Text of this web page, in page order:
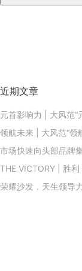
近期文章
元首影响力 | 大风范“
领航未来 | 大风范“领
市场快速向头部品牌
THE VICTORY | 胜
荣耀沙发，天生领导力